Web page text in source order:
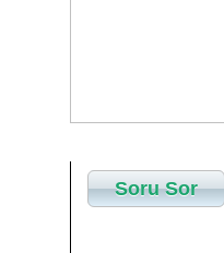
Soru Sor